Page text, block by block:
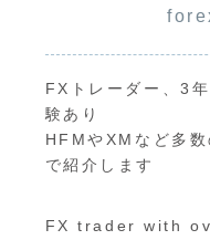
FXトレーダー、3
験あり
HFMやXMなど多
で紹介します
FX trader with